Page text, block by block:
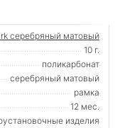
серебряный матовый
10 г.
поликарбонат
серебряный матовый
рамка
12 мес.
изделия